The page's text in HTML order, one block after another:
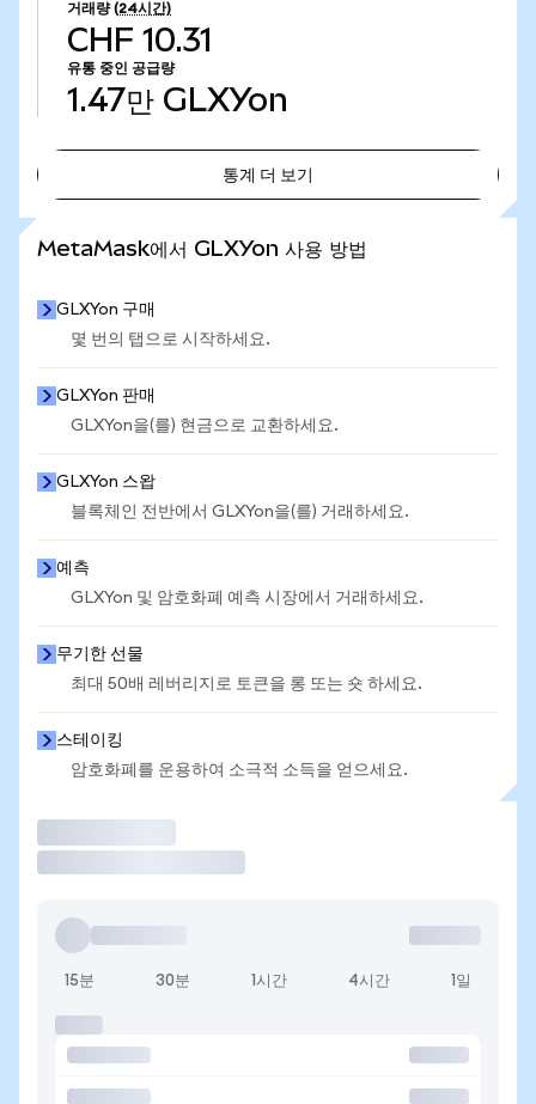
거래량 (24시간)
CHF 10.31
유통 중인 공급량
1.47만 GLXYon
통계 더 보기
MetaMask에서 GLXYon 사용 방법
GLXYon 구매
몇 번의 탭으로 시작하세요.
GLXYon 판매
GLXYon을(를) 현금으로 교환하세요.
GLXYon 스왑
블록체인 전반에서 GLXYon을(를) 거래하세요.
예측
GLXYon 및 암호화폐 예측 시장에서 거래하세요.
무기한 선물
최대 50배 레버리지로 토큰을 롱 또는 숏 하세요.
스테이킹
암호화폐를 운용하여 소극적 소득을 얻으세요.
15분 30분 1시간 4시간 1일